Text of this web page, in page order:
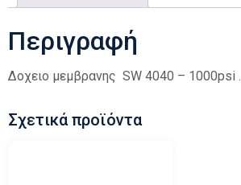
Περιγραφή
Δοχειο μεμβρανης SW 4040 – 1000psi .
Σχετικά προϊόντα